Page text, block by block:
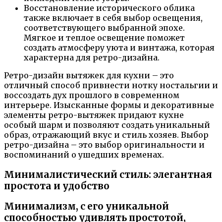
Восстановление исторического облика
также включает в себя выбор освещения,
соответствующего выбранной эпохе.
Мягкое и теплое освещение поможет
создать атмосферу уюта и винтажа, которая
характерна для ретро-дизайна.
Ретро-дизайн вытяжек для кухни – это
отличный способ привнести нотку ностальгии и
воссоздать дух прошлого в современном
интерьере. Изысканные формы и декоративные
элементы ретро-вытяжек придают кухне
особый шарм и позволяют создать уникальный
образ, отражающий вкус и стиль хозяев. Выбор
ретро-дизайна – это выбор оригинальности и
воспоминаний о ушедших временах.
Минималистический стиль: элегантная
простота и удобство
Минимализм, с его уникальной
способностью удивлять простотой,